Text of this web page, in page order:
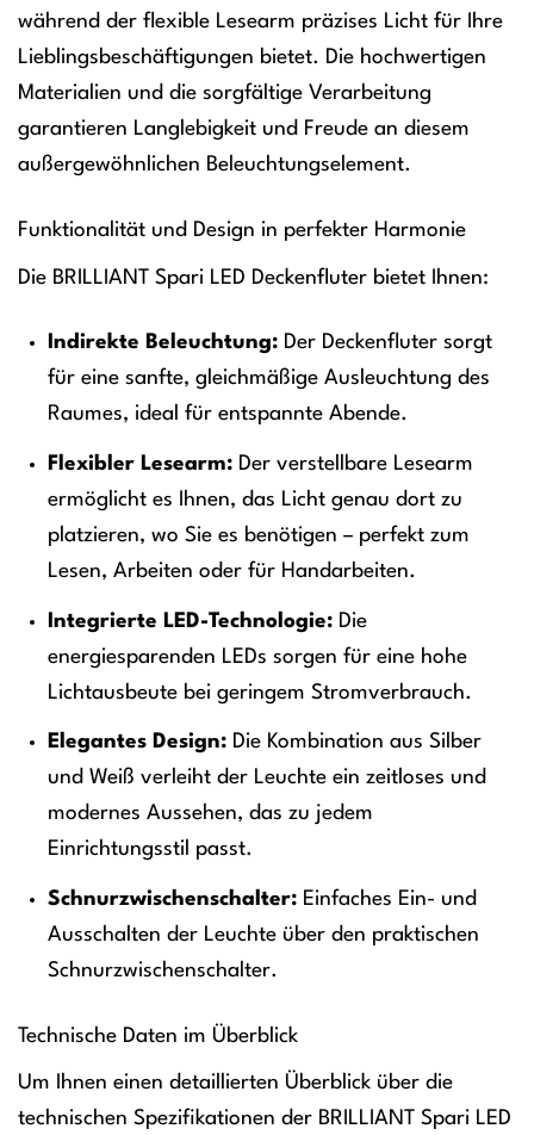
während der flexible Lesearm präzises Licht für Ihre
Lieblingsbeschäftigungen bietet. Die hochwertigen
Materialien und die sorgfältige Verarbeitung
garantieren Langlebigkeit und Freude an diesem
außergewöhnlichen Beleuchtungselement.
Funktionalität und Design in perfekter Harmonie
Die BRILLIANT Spari LED Deckenfluter bietet Ihnen:
Indirekte Beleuchtung:Der Deckenfluter sorgt
für eine sanfte, gleichmäßige Ausleuchtung des
Raumes, ideal für entspannte Abende.
Flexibler Lesearm:Der verstellbare Lesearm
ermöglicht es Ihnen, das Licht genau dort zu
platzieren, wo Sie es benötigen – perfekt zum
Lesen, Arbeiten oder für Handarbeiten.
Integrierte LED-Technologie:Die
energiesparenden LEDs sorgen für eine hohe
Lichtausbeute bei geringem Stromverbrauch.
Elegantes Design:Die Kombination aus Silber
und Weiß verleiht der Leuchte ein zeitloses und
modernes Aussehen, das zu jedem
Einrichtungsstil passt.
Schnurzwischenschalter:Einfaches Ein- und
Ausschalten der Leuchte über den praktischen
Schnurzwischenschalter.
Technische Daten im Überblick
Um Ihnen einen detaillierten Überblick über die
technischen Spezifikationen der BRILLIANT Spari LED